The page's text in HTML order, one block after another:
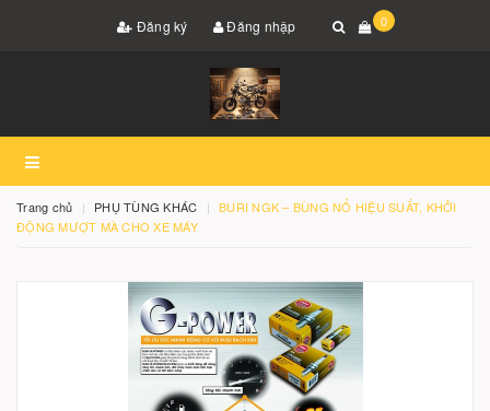
Đăng ký Đăng nhập 0
Trang chủ PHỤ TÙNG KHÁC
BURI NGK – BÙNG NỔ HIỆU SUẤT, KHỞI
ĐỘNG MƯỢT MÀ CHO XE MÁY